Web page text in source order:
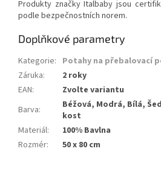
Produkty značky Italbaby jsou
podle bezpečnostních norem.
Doplňkové parametry
Kategorie: Potahy na přebalovací
Záruka:
2 roky
EAN:
Zvolte variantu
Barva:
Béžová, Modrá, Bílá,
kost
Materiál:
100% Bavlna
Rozmér: 50 x 80 cm